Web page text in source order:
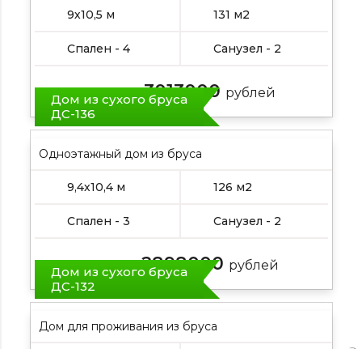
9х10,5 м 131 м2
Спален - 4 Санузел - 2
Цена от: 3013000 рублей
Дом из сухого бруса
ДС-136
Одноэтажный дом из бруса
9,4х10,4 м 126 м2
Спален - 3 Санузел - 2
Цена от: 2898000 рублей
Дом из сухого бруса
ДС-132
Дом для проживания из бруса